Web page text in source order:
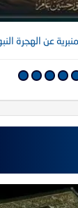
عن الهجرة